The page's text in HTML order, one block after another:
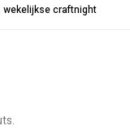
craftnight